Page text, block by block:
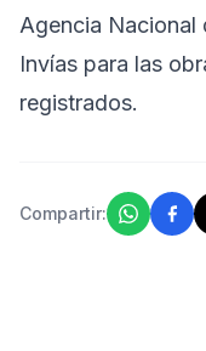
Agencia Nacional
Invías para las
registrados.
Compartir: